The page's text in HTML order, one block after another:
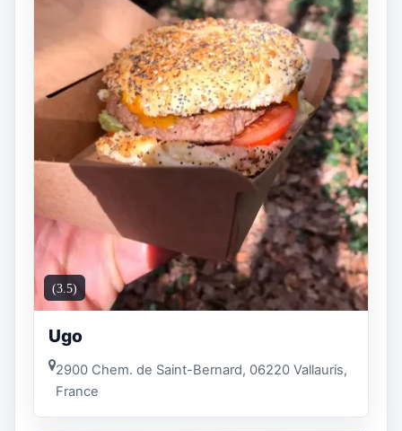
(3.5)
Ugo
2900 Chem. de Saint-Bernard, 06220 Vallauris,
France